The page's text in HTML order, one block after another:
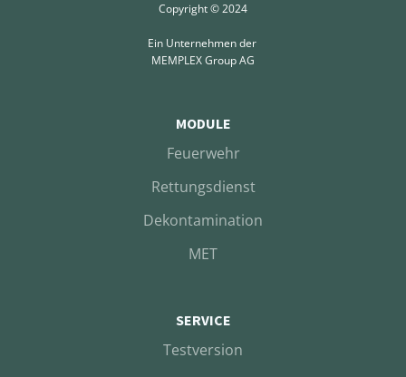
Copyright © 2024
Ein Unternehmen der
MEMPLEX Group AG
MODULE
Feuerwehr
Rettungsdienst
Dekontamination
MET
SERVICE
Testversion